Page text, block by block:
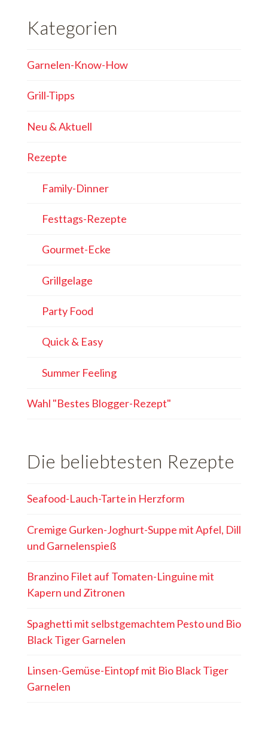
Kategorien
Garnelen-Know-How
Grill-Tipps
Neu & Aktuell
Rezepte
Family-Dinner
Festtags-Rezepte
Gourmet-Ecke
Grillgelage
Party Food
Quick & Easy
Summer Feeling
Wahl "Bestes Blogger-Rezept"
Die beliebtesten Rezepte
Seafood-Lauch-Tarte in Herzform
Cremige Gurken-Joghurt-Suppe mit Apfel, Dill
und Garnelenspieß
Branzino Filet auf Tomaten-Linguine mit
Kapern und Zitronen
Spaghetti mit selbstgemachtem Pesto und Bio
Black Tiger Garnelen
Linsen-Gemüse-Eintopf mit Bio Black Tiger
Garnelen